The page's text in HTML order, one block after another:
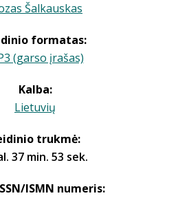
Šalkauskas
formatas:
(garso įrašas)
Kalba:
Lietuvių
trukmė:
37 min. 53 sek.
ISMN numeris: